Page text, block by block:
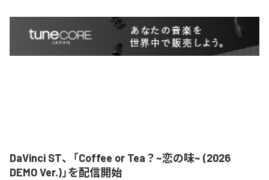
DaVinci ST、「Coffee or Tea？~恋の味~ (2026
DEMO Ver.)」を配信開始